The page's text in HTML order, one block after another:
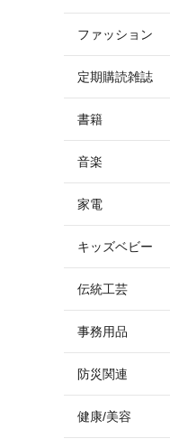
ファッション
定期購読雑誌
書籍
音楽
家電
キッズベビー
伝統工芸
事務用品
防災関連
健康/美容